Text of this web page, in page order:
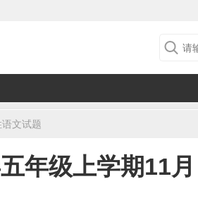
文试题
年级上学期11月